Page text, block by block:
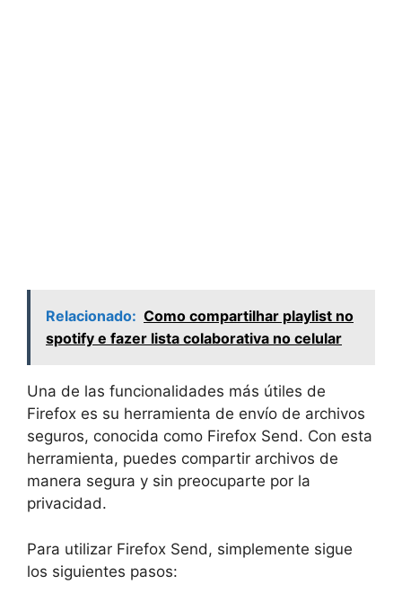
Relacionado: Como compartilhar playlist no
spotify e fazer lista colaborativa no celular
Una de las funcionalidades más útiles de
Firefox es su herramienta de envío de archivos
seguros, conocida como Firefox Send. Con esta
herramienta, puedes compartir archivos de
manera segura y sin preocuparte por la
privacidad.
Para utilizar Firefox Send, simplemente sigue
los siguientes pasos: